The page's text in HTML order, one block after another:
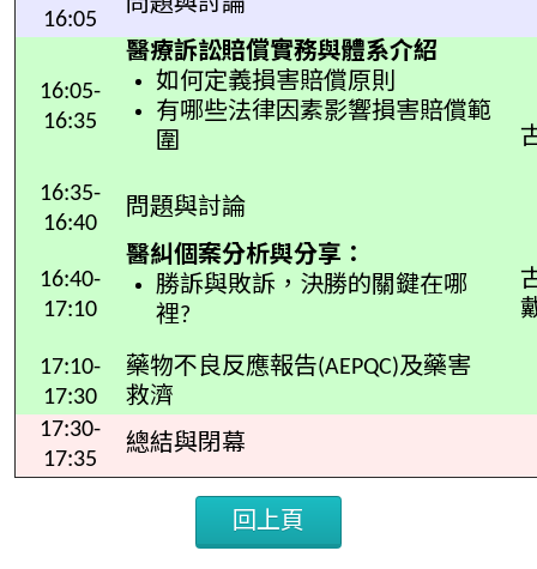
16:05
問題與討論
16:05-
16:35
醫療訴訟賠償實務與體系介紹
如何定義損害賠償原則
有哪些法律因素影響損害賠償範
圍
16:35-
16:40
問題與討論
16:40-
17:10
醫糾個案分析與分享：
勝訴與敗訴，決勝的關鍵在哪
裡?
17:10-
17:30
藥物不良反應報告(AEPQC)及藥害
救濟
17:30-
17:35
總結與閉幕
回上頁